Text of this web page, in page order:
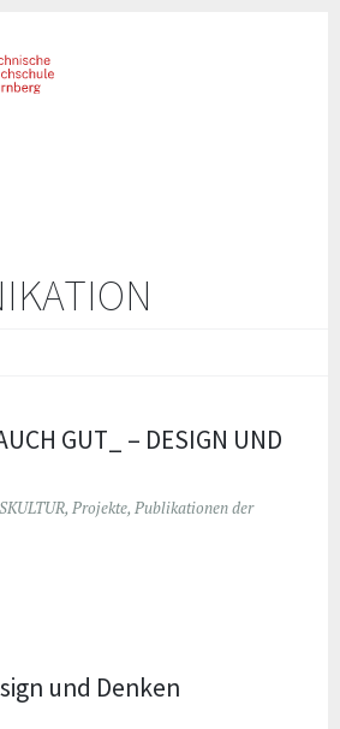
GUT_ – DESIGN UND
, Projekte, Publikationen der
und Denken